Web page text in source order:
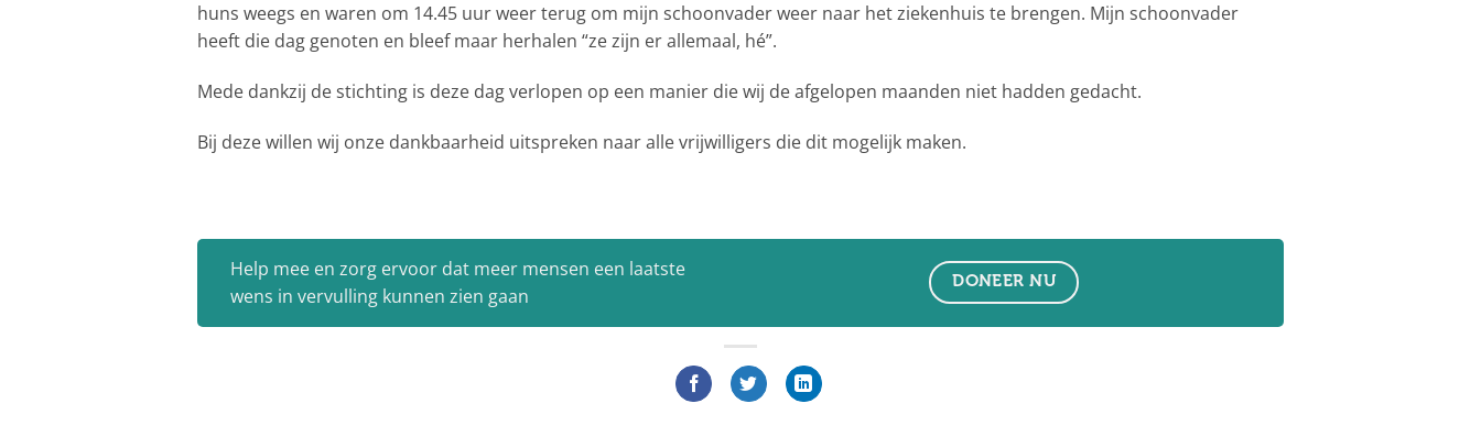
huns weegs en waren om 14.45 uur weer terug om mijn schoonvader weer naar het ziekenhuis te brengen. Mijn schoonvader
heeft die dag genoten en bleef maar herhalen “ze zijn er allemaal, hé”.
Mede dankzij de stichting is deze dag verlopen op een manier die wij de afgelopen maanden niet hadden gedacht.
Bij deze willen wij onze dankbaarheid uitspreken naar alle vrijwilligers die dit mogelijk maken.
Help mee en zorg ervoor dat meer mensen een laatste
wens in vervulling kunnen zien gaan
DONEER NU